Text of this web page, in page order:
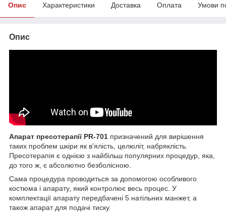
Опис Характеристики Доставка Оплата Умови
Опис
Апарат пресотерапії PR-701 призначений для вирішення
таких проблем шкіри як в'ялість, целюліт, набряклість.
Пресотерапія є однією з найбільш популярних процедур, яка,
до того ж, є абсолютно безболісною.
Сама процедура проводиться за допомогою особливого
костюма і апарату, який контролює весь процес. У
комплектації апарату передбачені 5 натільних манжет, а
також апарат для подачі тиску.